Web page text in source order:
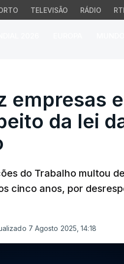
TELEVISÃO RÁDIO
e
empresas
da lei
do Trabalho multou
cinco anos, por
7 Agosto 2025, 14:18